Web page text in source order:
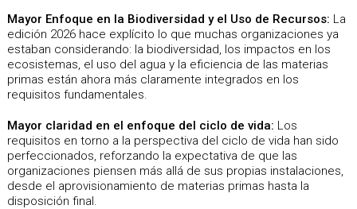
Mayor Enfoque en la Biodiversidad y el Uso de Recursos: La
edición 2026 hace explícito lo que muchas organizaciones ya
estaban considerando: la biodiversidad, los impactos en los
ecosistemas, el uso del agua y la eficiencia de las materias
primas están ahora más claramente integrados en los
requisitos fundamentales.
Mayor claridad en el enfoque del ciclo de vida: Los
requisitos en torno a la perspectiva del ciclo de vida han sido
perfeccionados, reforzando la expectativa de que las
organizaciones piensen más allá de sus propias instalaciones,
desde el aprovisionamiento de materias primas hasta la
disposición final.